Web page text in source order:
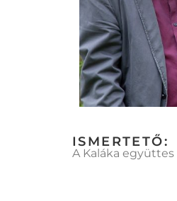
ISMERTETŐ:
A Kaláka